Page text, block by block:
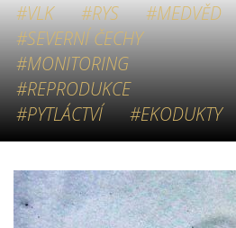
#VLK #RYS
#MEDVĚD
#SEVERNÍ ČECHY
#MONITORING
#REPRODUKCE
#PYTLÁCTVÍ
#EKODUKTY